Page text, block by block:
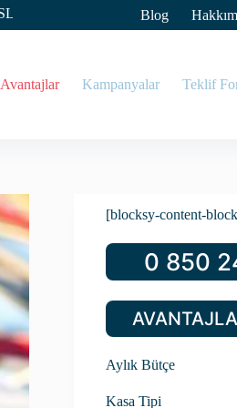
Blog
Avantajlar Kampanyalar Teklif
[blocksy-content-
0 850
Aylık Bütçe
Kasa Tipi